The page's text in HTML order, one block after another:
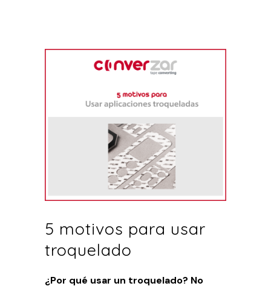
5 motivos para usar
troquelado
¿Por qué usar un troquelado? No